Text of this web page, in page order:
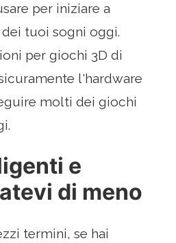
per iniziare a
tuoi sogni oggi.
per giochi 3D di
l'hardware
molti dei giochi
e
di meno
termini, se hai